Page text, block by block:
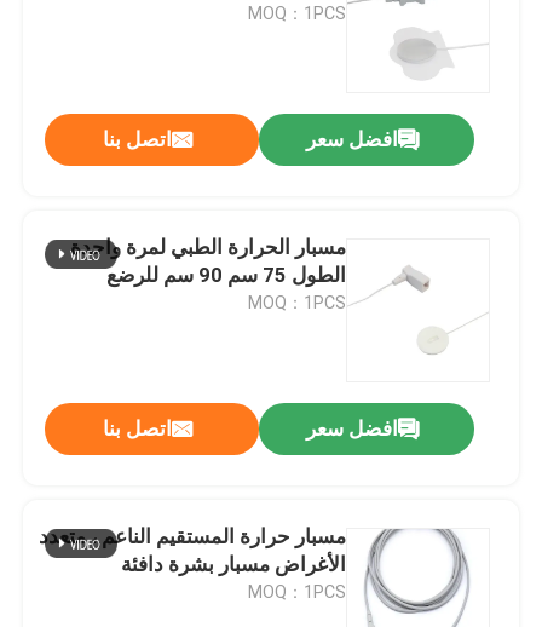
MOQ：1PCS
افضل سعر اتصل بنا
مسبار الحرارة الطبي لمرة واحدة
الطول 75 سم 90 سم للرضع
MOQ：1PCS
افضل سعر اتصل بنا
مسبار حرارة المستقيم الناعم ، متعدد
الأغراض مسبار بشرة دافئة
MOQ：1PCS